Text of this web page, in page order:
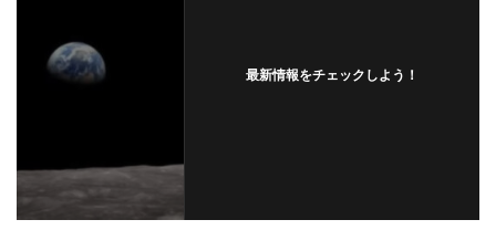
最新情報をチェックしよう！